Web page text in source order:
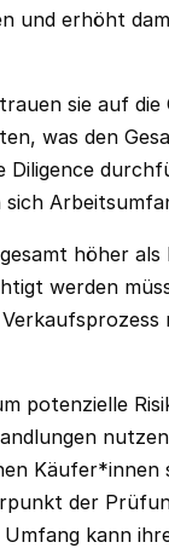
und erhöht
sie auf die
was den
Diligence
höher als
werden
potenzielle
Käufer*innen
der
kann